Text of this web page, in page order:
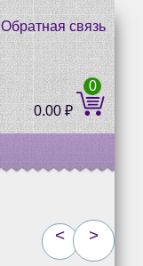
Обратная связь
0.00₽
0
< >